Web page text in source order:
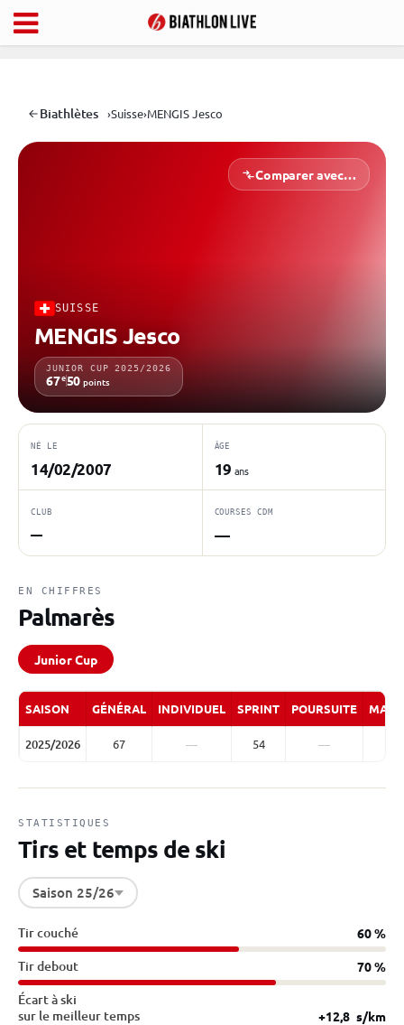
Biathlètes ›Suisse›MENGIS Jesco
SUISSE
MENGIS Jesco
JUNIOR CUP 2025/2026
67e50 points
Comparer avec…
NÉ LE
14/02/2007
ÂGE
19 ans
CLUB
—
COURSES CDM
—
EN CHIFFRES
Palmarès
Junior Cup
SAISON GÉNÉRAL INDIVIDUEL SPRINT POURSUITE
2025/2026 67 — 54 —
STATISTIQUES
Tirs et temps de ski
Saison 25/26
Tir couché 60 %
Tir debout 70 %
Écart à ski
sur le meilleur temps
+12,8 s/km